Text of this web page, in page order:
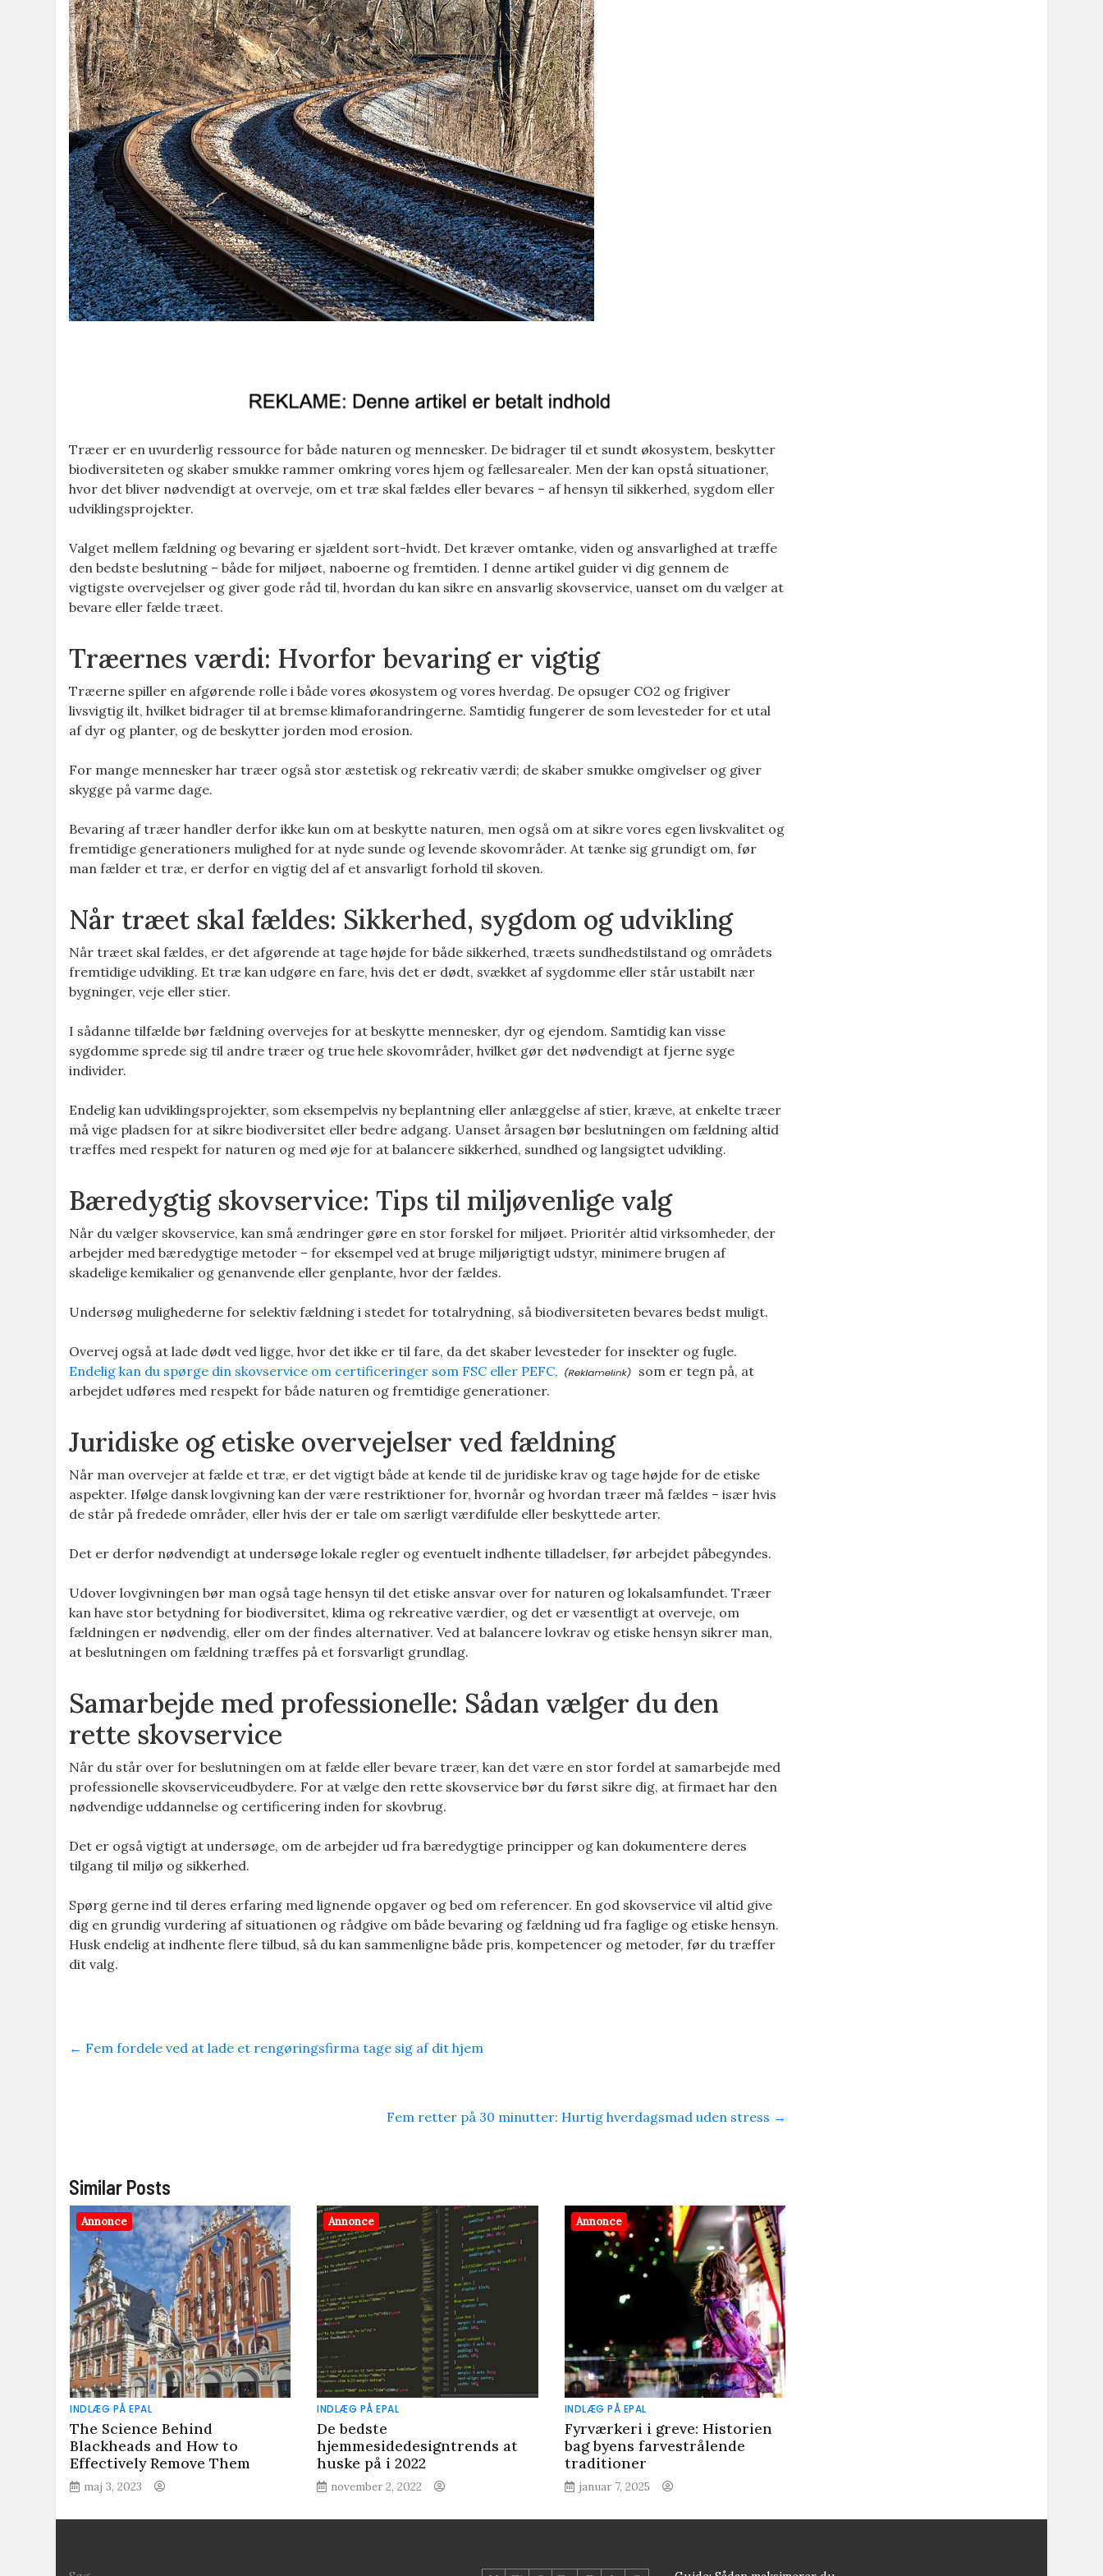
Træer er en uvurderlig ressource for både naturen og mennesker. De bidrager til et sundt økosystem, beskytter
biodiversiteten og skaber smukke rammer omkring vores hjem og fællesarealer. Men der kan opstå situationer,
hvor det bliver nødvendigt at overveje, om et træ skal fældes eller bevares – af hensyn til sikkerhed, sygdom eller
udviklingsprojekter.
Valget mellem fældning og bevaring er sjældent sort-hvidt. Det kræver omtanke, viden og ansvarlighed at træffe
den bedste beslutning – både for miljøet, naboerne og fremtiden. I denne artikel guider vi dig gennem de
vigtigste overvejelser og giver gode råd til, hvordan du kan sikre en ansvarlig skovservice, uanset om du vælger at
bevare eller fælde træet.
Træernes værdi: Hvorfor bevaring er vigtig
Træerne spiller en afgørende rolle i både vores økosystem og vores hverdag. De opsuger CO2 og frigiver
livsvigtig ilt, hvilket bidrager til at bremse klimaforandringerne. Samtidig fungerer de som levesteder for et utal
af dyr og planter, og de beskytter jorden mod erosion.
For mange mennesker har træer også stor æstetisk og rekreativ værdi; de skaber smukke omgivelser og giver
skygge på varme dage.
Bevaring af træer handler derfor ikke kun om at beskytte naturen, men også om at sikre vores egen livskvalitet og
fremtidige generationers mulighed for at nyde sunde og levende skovområder. At tænke sig grundigt om, før
man fælder et træ, er derfor en vigtig del af et ansvarligt forhold til skoven.
Når træet skal fældes: Sikkerhed, sygdom og udvikling
Når træet skal fældes, er det afgørende at tage højde for både sikkerhed, træets sundhedstilstand og områdets
fremtidige udvikling. Et træ kan udgøre en fare, hvis det er dødt, svækket af sygdomme eller står ustabilt nær
bygninger, veje eller stier.
I sådanne tilfælde bør fældning overvejes for at beskytte mennesker, dyr og ejendom. Samtidig kan visse
sygdomme sprede sig til andre træer og true hele skovområder, hvilket gør det nødvendigt at fjerne syge
individer.
Endelig kan udviklingsprojekter, som eksempelvis ny beplantning eller anlæggelse af stier, kræve, at enkelte træer
må vige pladsen for at sikre biodiversitet eller bedre adgang. Uanset årsagen bør beslutningen om fældning altid
træffes med respekt for naturen og med øje for at balancere sikkerhed, sundhed og langsigtet udvikling.
Bæredygtig skovservice: Tips til miljøvenlige valg
Når du vælger skovservice, kan små ændringer gøre en stor forskel for miljøet. Prioritér altid virksomheder, der
arbejder med bæredygtige metoder – for eksempel ved at bruge miljørigtigt udstyr, minimere brugen af
skadelige kemikalier og genanvende eller genplante, hvor der fældes.
Undersøg mulighederne for selektiv fældning i stedet for totalrydning, så biodiversiteten bevares bedst muligt.
Overvej også at lade dødt ved ligge, hvor det ikke er til fare, da det skaber levesteder for insekter og fugle.
Endelig kan du spørge din skovservice om certificeringer som FSC eller PEFC,
som er tegn på, at
arbejdet udføres med respekt for både naturen og fremtidige generationer.
Juridiske og etiske overvejelser ved fældning
Når man overvejer at fælde et træ, er det vigtigt både at kende til de juridiske krav og tage højde for de etiske
aspekter. Ifølge dansk lovgivning kan der være restriktioner for, hvornår og hvordan træer må fældes – især hvis
de står på fredede områder, eller hvis der er tale om særligt værdifulde eller beskyttede arter.
Det er derfor nødvendigt at undersøge lokale regler og eventuelt indhente tilladelser, før arbejdet påbegyndes.
Udover lovgivningen bør man også tage hensyn til det etiske ansvar over for naturen og lokalsamfundet. Træer
kan have stor betydning for biodiversitet, klima og rekreative værdier, og det er væsentligt at overveje, om
fældningen er nødvendig, eller om der findes alternativer. Ved at balancere lovkrav og etiske hensyn sikrer man,
at beslutningen om fældning træffes på et forsvarligt grundlag.
Samarbejde med professionelle: Sådan vælger du den
rette skovservice
Når du står over for beslutningen om at fælde eller bevare træer, kan det være en stor fordel at samarbejde med
professionelle skovserviceudbydere. For at vælge den rette skovservice bør du først sikre dig, at firmaet har den
nødvendige uddannelse og certificering inden for skovbrug.
Det er også vigtigt at undersøge, om de arbejder ud fra bæredygtige principper og kan dokumentere deres
tilgang til miljø og sikkerhed.
Spørg gerne ind til deres erfaring med lignende opgaver og bed om referencer. En god skovservice vil altid give
dig en grundig vurdering af situationen og rådgive om både bevaring og fældning ud fra faglige og etiske hensyn.
Husk endelig at indhente flere tilbud, så du kan sammenligne både pris, kompetencer og metoder, før du træffer
dit valg.
← Fem fordele ved at lade et rengøringsfirma tage sig af dit hjem
Fem retter på 30 minutter: Hurtig hverdagsmad uden stress →
Similar Posts
Annonce
INDLÆG PÅ EPAL
The Science Behind
Blackheads and How to
Effectively Remove Them
maj 3, 2023
Annonce
INDLÆG PÅ EPAL
De bedste
hjemmesidedesigntrends at
huske på i 2022
november 2, 2022
Annonce
INDLÆG PÅ EPAL
Fyrværkeri i greve: Historien
bag byens farvestrålende
traditioner
januar 7, 2025